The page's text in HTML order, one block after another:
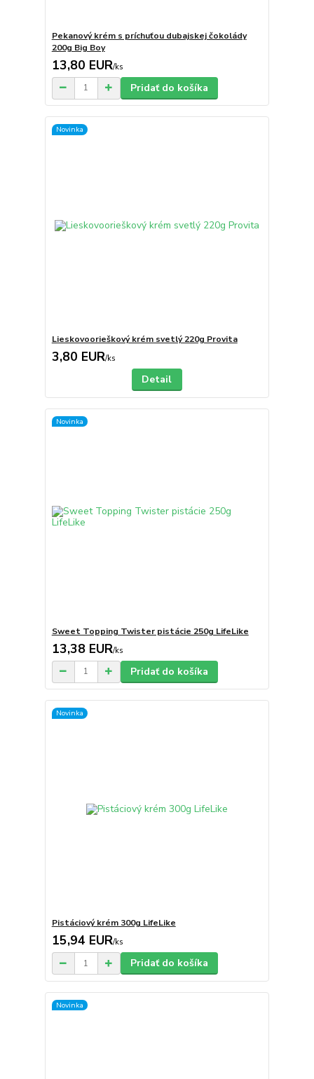
Pekanový krém s príchuťou dubajskej čokolády
200g Big Boy
13,80 EUR/ks
Pridať do košíka
Novinka
Lieskovoorieškový krém svetlý 220g Provita
3,80 EUR/ks
Detail
Novinka
Sweet Topping Twister pistácie 250g LifeLike
13,38 EUR/ks
Pridať do košíka
Novinka
Pistáciový krém 300g LifeLike
15,94 EUR/ks
Pridať do košíka
Novinka